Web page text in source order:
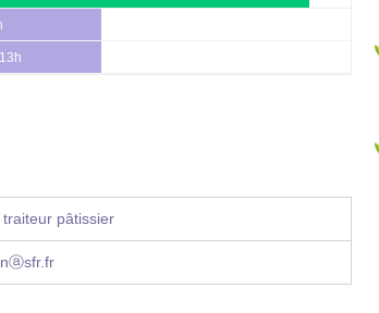
pâtissier